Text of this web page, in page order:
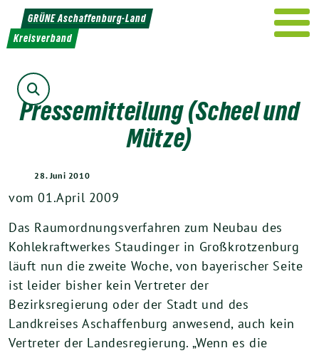
Weiter
zum
Inhalt
GRÜNE Aschaffenburg-Land
Kreisverband
Suche
Pressemitteilung (Scheel und
Mütze)
28. Juni 2010
vom 01.April 2009
Das Raumordnungsverfahren zum Neubau des
Kohlekraftwerkes Staudinger in Großkrotzenburg
läuft nun die zweite Woche, von bayerischer Seite
ist leider bisher kein Vertreter der
Bezirksregierung oder der Stadt und des
Landkreises Aschaffenburg anwesend, auch kein
Vertreter der Landesregierung. „Wenn es die